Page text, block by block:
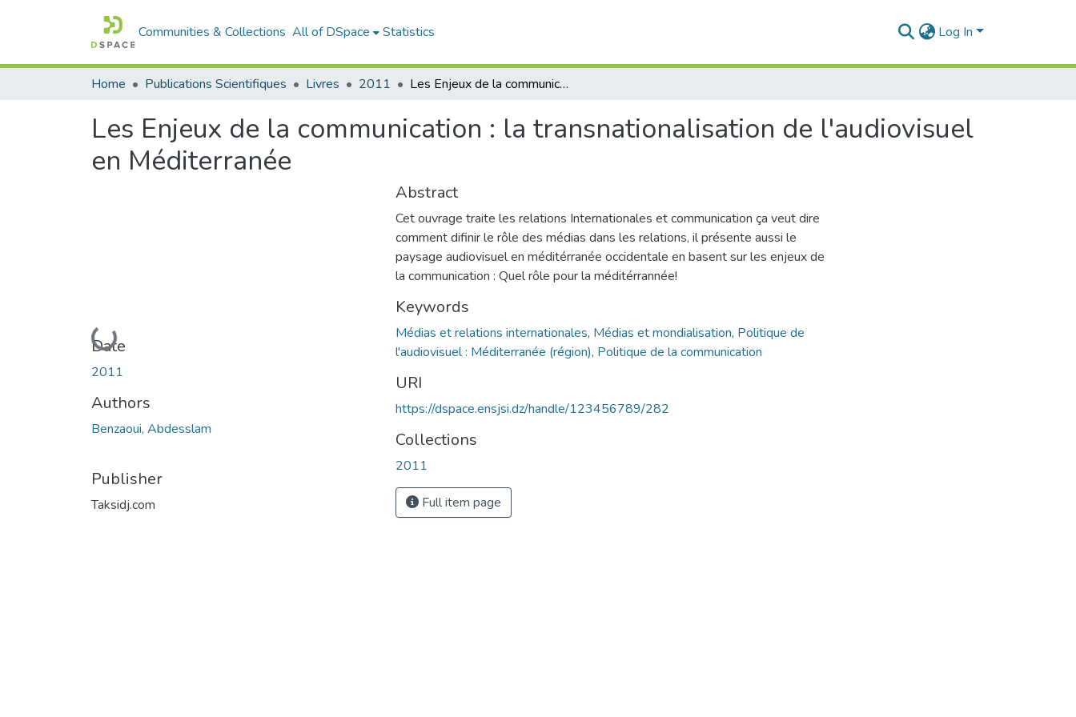
Communities & Collections All of DSpace Statistics Log In
Home Publications Scientifiques Livres 2011 Les Enjeux de la communication : la transnationalisation de l'audiovisuel en Méditerranée
Les Enjeux de la communication : la transnationalisation de l'audiovisuel
en Méditerranée
Loading...
Date
2011
Authors
Benzaoui, Abdesslam
Publisher
Taksidj.com
Abstract
Cet ouvrage traite les relations Internationales et communication ça veut dire
comment difinir le rôle des médias dans les relations, il présente aussi le
paysage audiovisuel en méditérranée occidentale en basent sur les enjeux de
la communication : Quel rôle pour la méditérrannée!
Keywords
Médias et relations internationales, Médias et mondialisation, Politique de
l'audiovisuel : Méditerranée (région), Politique de la communication
URI
https://dspace.ensjsi.dz/handle/123456789/282
Collections
2011
Full item page